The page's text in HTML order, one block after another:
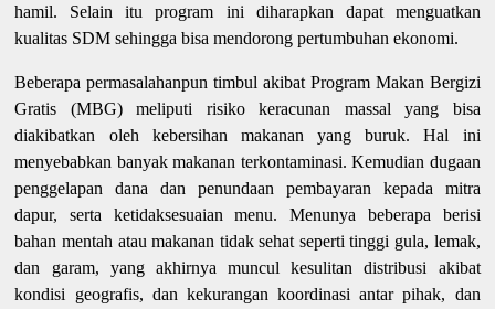
hamil. Selain itu program ini diharapkan dapat menguatkan
kualitas SDM sehingga bisa mendorong pertumbuhan ekonomi.
Beberapa permasalahanpun timbul akibat Program Makan Bergizi
Gratis (MBG) meliputi risiko keracunan massal yang bisa
diakibatkan oleh kebersihan makanan yang buruk. Hal ini
menyebabkan banyak makanan terkontaminasi. Kemudian dugaan
penggelapan dana dan penundaan pembayaran kepada mitra
dapur, serta ketidaksesuaian menu. Menunya beberapa berisi
bahan mentah atau makanan tidak sehat seperti tinggi gula, lemak,
dan garam, yang akhirnya muncul kesulitan distribusi akibat
kondisi geografis, dan kekurangan koordinasi antar pihak, dan